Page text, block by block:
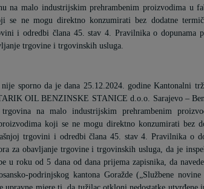
na malo industrijskim prehrambenim proizvodima u
se ne mogu direktno konzumirati bez dodatne
i odredbi člana 45. stav 4. Pravilnika o dopunama
trgovine i trgovinskih usluga.
sporno da je dana 25.12.2024. godine Kantonalni
OIL BENZINSKE STANICE d.o.o. Sarajevo –
trgovina na malo industrijskim prehrambenim
koji se ne mogu direktno konzumirati bez
trgovini i odredbi člana 45. stav 4. Pravilnika o
za obavljanje trgovine i trgovinskih usluga, da je
u roku od 5 dana od dana prijema zapisnika, da
podrinjskog kantona Goražde („Službene